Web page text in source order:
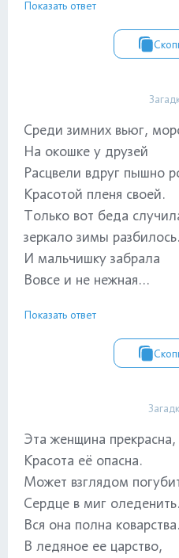
Показать ответ
Среди зимних вьюг,
На окошке у друзей
Расцвели вдруг пышно
Красотой пленя своей.
Только вот беда
зеркало зимы разбилось.
И мальчишку забрала
Вовсе и не нежная...
Показать ответ
Эта женщина прекрасна,
Красота её опасна.
Может взглядом
Сердце в миг оледенить.
Вся она полна коварства.
В ледяное ее царство,